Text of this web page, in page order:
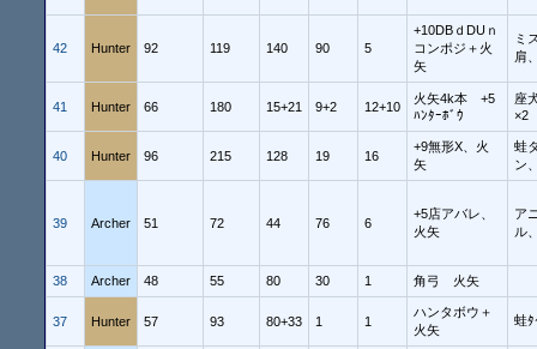
42 Hunter 92 119 140 90 5
+10DBｄDUｎ
コンポジ＋火
矢
ミ
肩
41 Hunter 66 180 15+21 9+2 12+10
火矢4k本 +5
ﾊﾝﾀｰﾎﾞｳ
座
×2
40 Hunter 96 215 128 19 16
+9無形X、火
矢
蛙
ン
39 Archer 51 72 44 76 6
+5店アバレ、
火矢
ア
ル
38 Archer 48 55 80 30 1 角弓 火矢
37 Hunter 57 93 80+33 1 1
ハンタボウ＋
火矢
蛙ﾀ